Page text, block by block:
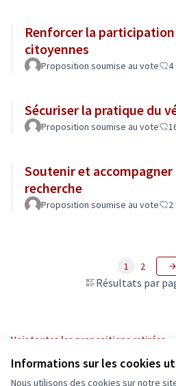
Informations sur les cookies
Nous utilisons des cookies sur notre
Renforcer la
citoyennes
Proposition soumise au vote 4
Sécuriser la pratique du
Proposition soumise au vote
Soutenir et
recherche
Proposition soumise au vote 2
Résultats par
1 2
Voir toutes les propositions retirées